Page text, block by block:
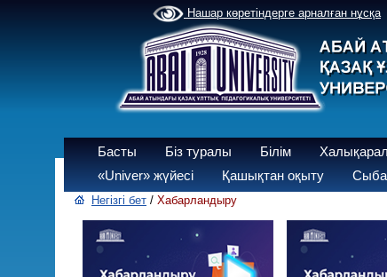
Нашар көретіндерге арналған нұсқа
Басты Біз туралы Білім
«Univer» жүйесі
Қашықтан оқыту
Негізгі бет / Хабарландыру